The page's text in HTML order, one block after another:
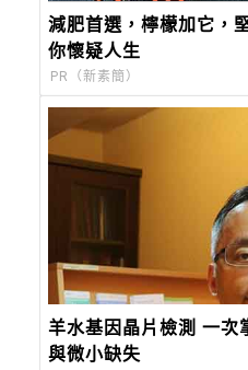
減肥首選，檸檬加它，
你懷疑人生
PR（新素簡）
羊水基因晶片檢測 一次
與微小缺失